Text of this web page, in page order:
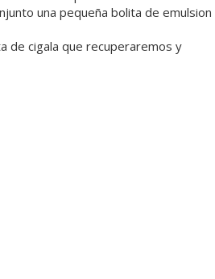
una pequeña bolita de emulsion
de cigala que recuperaremos y